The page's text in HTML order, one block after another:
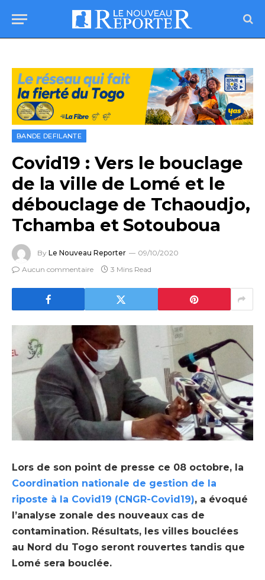
BANDE DEFILANTE
Covid19 : Vers le bouclage
de la ville de Lomé et le
débouclage de Tchaoudjo,
Tchamba et Sotouboua
By Le Nouveau Reporter
09/10/2020
Aucun commentaire
3 Mins Read
Lors de son point de presse ce 08 octobre, la
Coordination nationale de gestion de la
riposte à la Covid19 (CNGR-Covid19), a évoqué
l’analyse zonale des nouveaux cas de
contamination. Résultats, les villes bouclées
au Nord du Togo seront rouvertes tandis que
Lomé sera bouclée.